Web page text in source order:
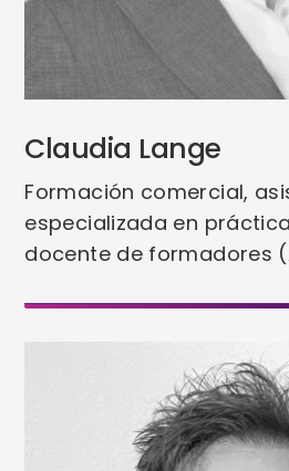
Claudia Lange
Formación comercial,
especializada en
docente de formadores